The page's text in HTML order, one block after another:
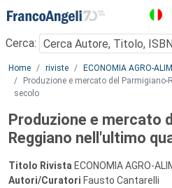
Menu
Cerca:
Main content
Home riviste ECONOMIA AGRO-
Produzione e mercato del
secolo
Produzione e mercato
Reggiano nell'ultimo
Titolo Rivista ECONOMIA AGRO-
Autori/Curatori Fausto Cantarelli